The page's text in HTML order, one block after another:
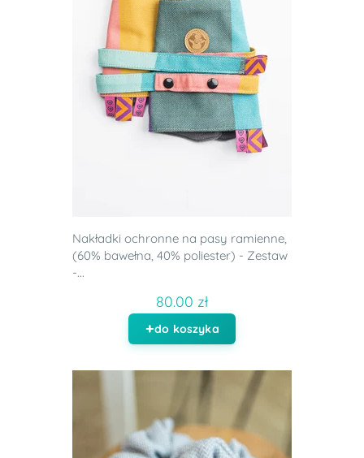
Nakładki ochronne na pasy ramienne,
(60% bawełna, 40% poliester) - Zestaw
-...
80.00 zł
do koszyka